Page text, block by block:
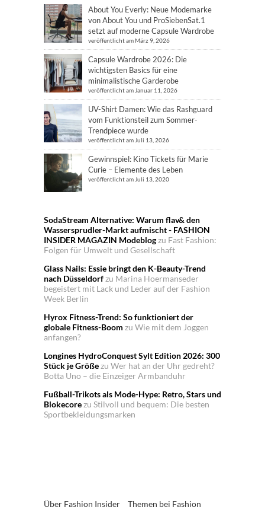
About You Everly: Neue Modemarke
von About You und ProSiebenSat.1
setzt auf moderne Capsule Wardrobe
veröffentlicht am März 9, 2026
Capsule Wardrobe 2026: Die
wichtigsten Basics für eine
minimalistische Garderobe
veröffentlicht am Januar 11, 2026
UV-Shirt Damen: Wie das Rashguard
vom Funktionsteil zum Sommer-
Trendpiece wurde
veröffentlicht am Juli 13, 2026
Gewinnspiel: Kino Tickets für Marie
Curie – Elemente des Leben
veröffentlicht am Juli 13, 2020
SodaStream Alternative: Warum flav& den
Wassersprudler-Markt aufmischt - FASHION
INSIDER MAGAZIN Modeblogzu Fast Fashion:
Folgen für Umwelt und Gesellschaft
Glass Nails: Essie bringt den K-Beauty-Trend
nach Düsseldorfzu Marina Hoermanseder
begeistert mit Lack und Leder auf der Fashion
Week Berlin
Hyrox Fitness-Trend: So funktioniert der
globale Fitness-Boom zu Wie mit dem Joggen
anfangen?
Longines HydroConquest Sylt Edition 2026: 300
Stück je Größezu Wer hat an der Uhr gedreht?
Botta Uno – die Einzeiger Armbanduhr
Fußball-Trikots als Mode-Hype: Retro, Stars und
Blokecorezu Stilvoll und bequem: Die besten
Sportbekleidungsmarken
Über Fashion Insider
Themen bei Fashion